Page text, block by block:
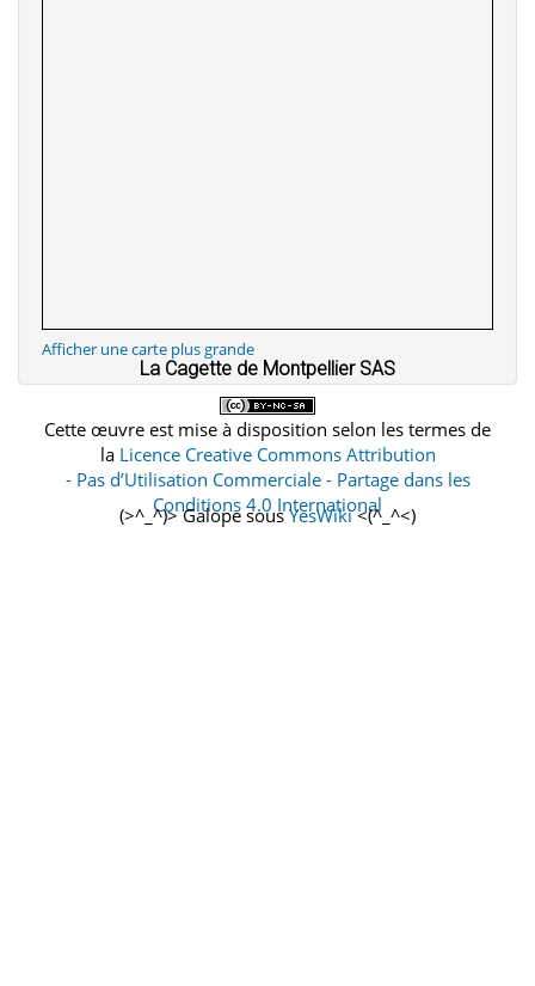
Afficher une carte plus grande
La Cagette de Montpellier SAS
Cette œuvre est mise à disposition selon les termes de
la Licence Creative Commons Attribution
- Pas d’Utilisation Commerciale - Partage dans les
Conditions 4.0 International
(>^_^)> Galope sousYesWiki<(^_^<)